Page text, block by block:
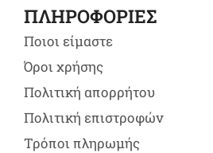
ΠΛΗΡΟΦΟΡΙΕΣ
Ποιοι είμαστε
Όροι χρήσης
Πολιτική απορρήτου
Πολιτική επιστροφών
Τρόποι πληρωμής